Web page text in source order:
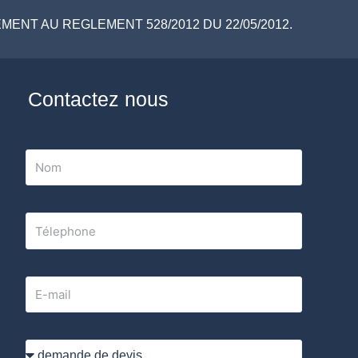
AU REGLEMENT 528/2012 DU 22/05/2012.
Contactez nous